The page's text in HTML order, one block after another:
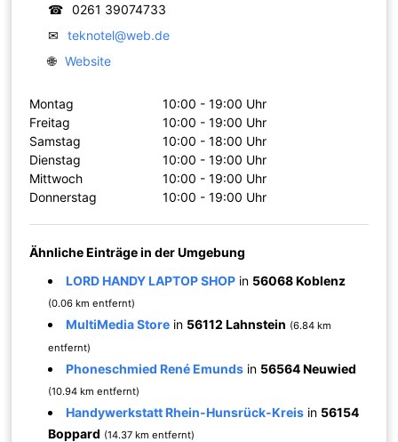
☎
0261 39074733
✉
teknotel@web.de
🌐 Website
Montag
10:00 - 19:00 Uhr
Freitag
10:00 - 19:00 Uhr
Samstag
10:00 - 18:00 Uhr
Dienstag
10:00 - 19:00 Uhr
Mittwoch
10:00 - 19:00 Uhr
Donnerstag
10:00 - 19:00 Uhr
Ähnliche Einträge in der Umgebung
LORD HANDY LAPTOP SHOP in 56068 Koblenz
(0.06 km entfernt)
MultiMedia Store in 56112 Lahnstein (6.84 km
entfernt)
Phoneschmied René Emunds in 56564 Neuwied
(10.94 km entfernt)
Handywerkstatt Rhein-Hunsrück-Kreis in 56154
Boppard (14.37 km entfernt)